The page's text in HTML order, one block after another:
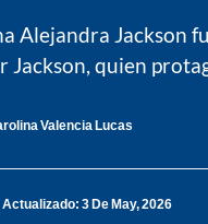
Alejandra Jackson
Jackson, quien
Valencia Lucas
Actualizado: 3 De May, 2026